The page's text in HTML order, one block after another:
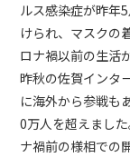
ルス感染症が昨年
けられ、マスクの
ロナ禍以前の生活
昨秋の佐賀インタ
に海外から参戦も
0万人を超えまし
ナ禍前の様相での